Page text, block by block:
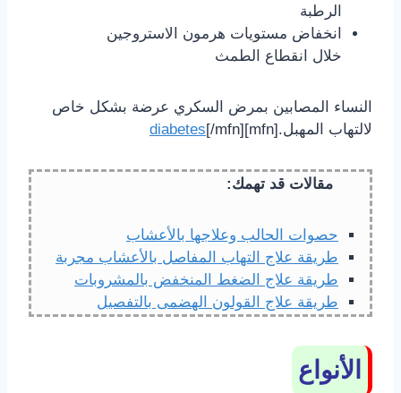
الرطبة
انخفاض مستويات هرمون الاستروجين
خلال انقطاع الطمث
النساء المصابين بمرض السكري عرضة بشكل خاص
لالتهاب المهبل.[mfn]
diabetes[/mfn]
مقالات قد تهمك:
حصوات الحالب وعلاجها بالأعشاب
طريقة علاج التهاب المفاصل بالأعشاب مجربة
طريقة علاج الضغط المنخفض بالمشروبات
طريقة علاج القولون الهضمى بالتفصيل
الأنواع